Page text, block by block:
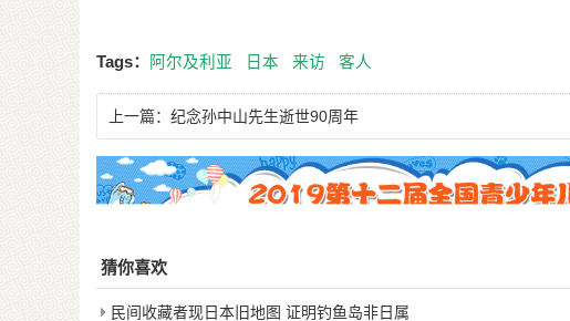
猜你喜欢
日本2011年第五届世界邮展早知道
浙投资者境外扫货 11天日本游参加5场拍卖